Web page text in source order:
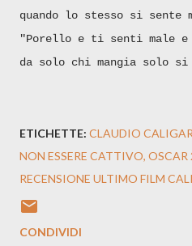
quando lo stesso si sente
"Porello e ti senti male
da solo chi mangia solo si
ETICHETTE: CLAUDIO
NON ESSERE CATTIVO OSCAR
RECENSIONE ULTIMO FILM
CONDIVIDI